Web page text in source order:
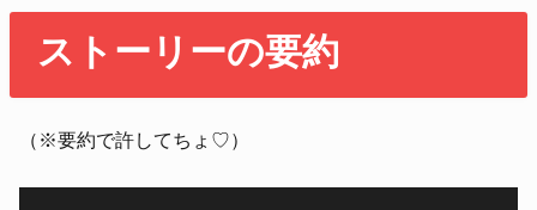
ストーリーの要約
（※要約で許してちょ♡）